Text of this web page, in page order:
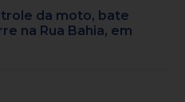
da moto, bate
na Rua Bahia, em